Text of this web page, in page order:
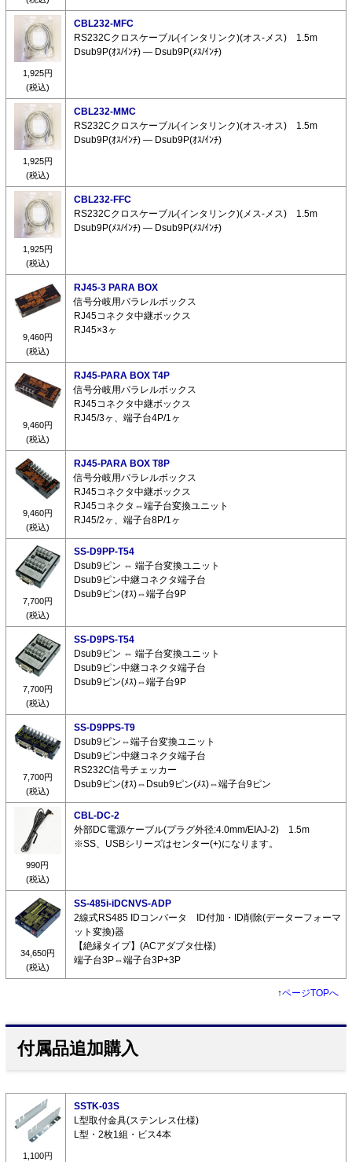
1,925円
(税込)
CBL232-MFC
RS232Cクロスケーブル(インタリンク)(オス-メス) 1.5m
Dsub9P(ｵｽ/ｲﾝﾁ) ― Dsub9P(ﾒｽ/ｲﾝﾁ)
1,925円
(税込)
CBL232-MMC
RS232Cクロスケーブル(インタリンク)(オス-オス) 1.5m
Dsub9P(ｵｽ/ｲﾝﾁ) ― Dsub9P(ｵｽ/ｲﾝﾁ)
1,925円
(税込)
CBL232-FFC
RS232Cクロスケーブル(インタリンク)(メス-メス) 1.5m
Dsub9P(ﾒｽ/ｲﾝﾁ) ― Dsub9P(ﾒｽ/ｲﾝﾁ)
9,460円
(税込)
RJ45-3 PARA BOX
信号分岐用パラレルボックス
RJ45コネクタ中継ボックス
RJ45×3ヶ
9,460円
(税込)
RJ45-PARA BOX T4P
信号分岐用パラレルボックス
RJ45コネクタ中継ボックス
RJ45/3ヶ、端子台4P/1ヶ
9,460円
(税込)
RJ45-PARA BOX T8P
信号分岐用パラレルボックス
RJ45コネクタ中継ボックス
RJ45コネクタ⇔端子台変換ユニット
RJ45/2ヶ、端子台8P/1ヶ
7,700円
(税込)
SS-D9PP-T54
Dsub9ピン ⇔ 端子台変換ユニット
Dsub9ピン中継コネクタ端子台
Dsub9ピン(ｵｽ)⇔端子台9P
7,700円
(税込)
SS-D9PS-T54
Dsub9ピン ⇔ 端子台変換ユニット
Dsub9ピン中継コネクタ端子台
Dsub9ピン(ﾒｽ)⇔端子台9P
7,700円
(税込)
SS-D9PPS-T9
Dsub9ピン⇔端子台変換ユニット
Dsub9ピン中継コネクタ端子台
RS232C信号チェッカー
Dsub9ピン(ｵｽ)⇔Dsub9ピン(ﾒｽ)⇔端子台9ピン
990円
(税込)
CBL-DC-2
外部DC電源ケーブル(プラグ外径:4.0mm/EIAJ-2) 1.5m
※SS、USBシリーズはセンター(+)になります。
34,650円
(税込)
SS-485i-iDCNVS-ADP
2線式RS485 IDコンバータ ID付加・ID削除(データーフォーマ
ット変換)器
【絶縁タイプ】(ACアダプタ仕様)
端子台3P⇔端子台3P+3P
↑ページTOPへ
付属品追加購入
1,100円
SSTK-03S
L型取付金具(ステンレス仕様)
L型・2枚1組・ビス4本